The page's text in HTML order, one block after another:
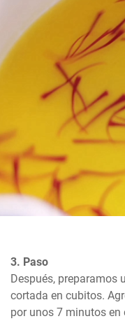
3. Paso
Después, preparamos
cortada en cubitos.
por unos 7 minutos en